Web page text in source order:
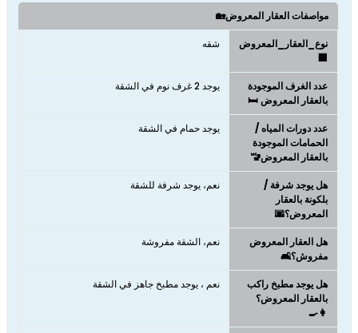
مواصفات العقار المعروض🏡
نوع_العقار_المعروض
🏢
شقه
عدد الغرف الموجودة
بالعقار المعروض 🛏️
يوجد 2 غرف نوم في الشقة
عدد دورات المياه /
الحمامات الموجودة
بالعقار المعروض🚾
يوجد حمام في الشقة
هل يوجد شرفة /
بلكونة بالعقار
المعروض؟🌆
نعم، يوجد شرفة للشقة
هل العقار المعروض
مفروش؟🛋️
نعم، الشقة مفروشة
هل يوجد مطبخ راكب
بالعقار المعروض؟
👩‍🍳
نعم ، يوجد مطبخ جاهز في الشقة